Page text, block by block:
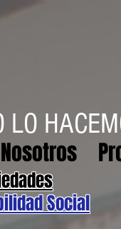
LO
Nosotros
Social